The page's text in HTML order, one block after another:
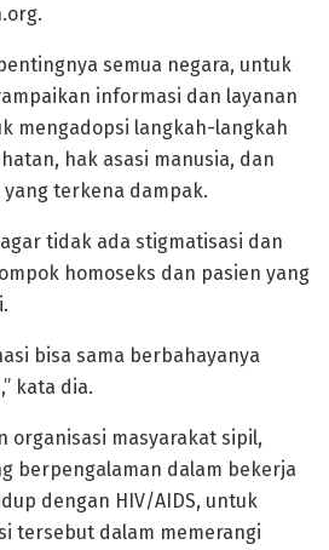
semua negara, untuk
informasi dan layanan
mengadopsi langkah-langkah
hak asasi manusia, dan
terkena dampak.
tidak ada stigmatisasi dan
homoseks dan pasien yang
bisa sama berbahayanya
kata dia.
organisasi masyarakat sipil,
berpengalaman dalam bekerja
dengan HIV/AIDS, untuk
tersebut dalam memerangi